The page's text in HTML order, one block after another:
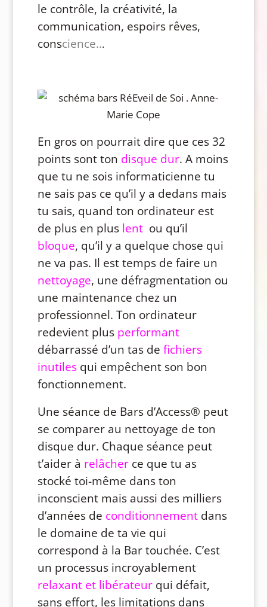
le contrôle, la créativité, la
communication, espoirs rêves,
conscience...
En gros on pourrait dire que ces 32
points sont ton disque dur. A moins
que tu ne sois informaticienne tu
ne sais pas ce qu’il y a dedans mais
tu sais, quand ton ordinateur est
de plus en pluslentou qu’il
bloque, qu’il y a quelque chose qui
ne va pas. Il est temps de faire un
nettoyage, une défragmentation ou
une maintenance chez un
professionnel. Ton ordinateur
redevient plus performant
débarrassé d’un tas de fichiers
inutilesqui empêchent son bon
fonctionnement.
Une séance de Bars d’Access® peut
se comparer au nettoyage de ton
disque dur. Chaque séance peut
t’aider à relâcherce que tu as
stocké toi-même dans ton
inconscient mais aussi des milliers
d’années de conditionnementdans
le domaine de ta vie qui
correspond à la Bar touchée. C’est
un processus incroyablement
relaxant et libérateurqui défait,
sans effort, les limitations dans